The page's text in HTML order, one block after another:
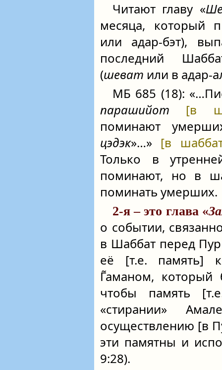
Читают главу «
месяца, который
или адар-бэт),
последний
(шеват или в адар-
МБ 685 (18):
парашийот
[в
поминают
цэдэк»…» [в
Только в
поминают, но в
поминать умерших.
2-я – это глава «
о событии,
в Шаббат перед
её [т.е. память]
Г̃аманом,
чтобы память
«стирании»
осуществлению [в
эти памятны и
9:28).